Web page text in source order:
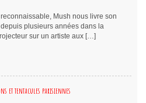
Mush nous livre son
plusieurs années dans la
sur un artiste aux […]
et tentacules parisiennes